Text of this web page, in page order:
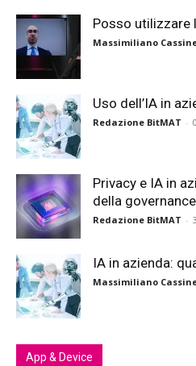
Posso utilizzare
Massimiliano
Uso dell’IA in
Redazione BitMAT -
Privacy e IA in
della
Redazione BitMAT -
IA in azienda:
Massimiliano
App & Device